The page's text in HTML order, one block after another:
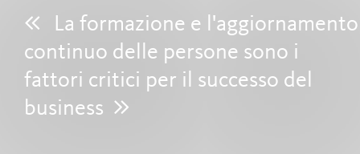
La formazione e l'aggiornamento
continuo delle persone sono i
fattori critici per il successo del
business